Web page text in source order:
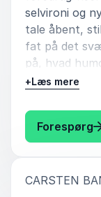
selvironi og
tale åbent,
fat på det
på, hvad
arbejdskultur.
mindsker
Med
stand-up, tv,
eksempler
+Læs mere
Forespørg:
CARSTEN